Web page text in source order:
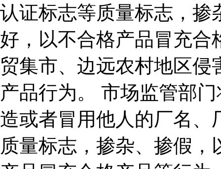
认证标志等质量标志，掺
好，以不合格产品冒充合
贸集市、边远农村地区
产品行为。 市场监管部
造或者冒用他人的厂名、
质量标志，掺杂、掺假